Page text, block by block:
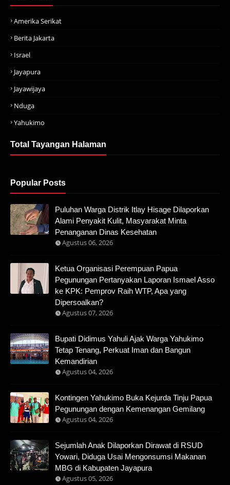
Amerika Serikat
Berita Jakarta
Israel
Jayapura
Jayawijaya
Nduga
Yahukimo
Total Tayangan Halaman
Popular Posts
Puluhan Warga Distrik Itlay Hisage Dilaporkan
Alami Penyakit Kulit, Masyarakat Minta
Penanganan Dinas Kesehatan
Agustus 06, 2026
Ketua Organisasi Perempuan Papua
Pegunungan Pertanyakan Laporan Ismael Asso
ke KPK: Pemprov Raih WTP, Apa yang
Dipersoalkan?
Agustus 07, 2026
Bupati Didimus Yahuli Ajak Warga Yahukimo
Tetap Tenang, Perkuat Iman dan Bangun
Kemandirian
Agustus 04, 2026
Kontingen Yahukimo Buka Kejurda Tinju Papua
Pegunungan dengan Kemenangan Gemilang
Agustus 04, 2026
Sejumlah Anak Dilaporkan Dirawat di RSUD
Yowari, Diduga Usai Mengonsumsi Makanan
MBG di Kabupaten Jayapura
Agustus 05, 2026